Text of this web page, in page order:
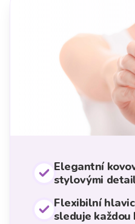
Elegantní
stylovými
Flexibilní
sleduje každou